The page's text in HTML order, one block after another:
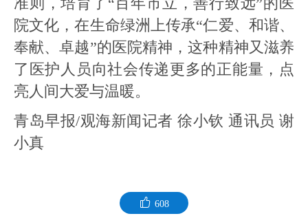
准则，培育了“百年市立，善行致远”的医
院文化，在生命绿洲上传承“仁爱、和谐、
奉献、卓越”的医院精神，这种精神又滋养
了医护人员向社会传递更多的正能量，点
亮人间大爱与温暖。
青岛早报/观海新闻记者 徐小钦 通讯员 谢
小真
608